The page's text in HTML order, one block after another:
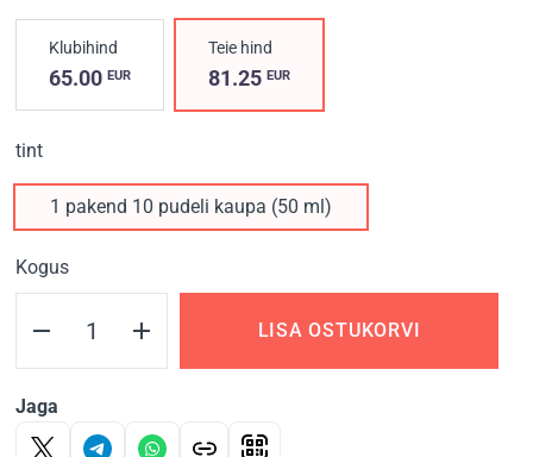
Klubihind
65.00 EUR
Teie hind
81.25EUR
tint
1 pakend 10 pudeli kaupa (50 ml)
Kogus
LISA OSTUKORVI
Jaga